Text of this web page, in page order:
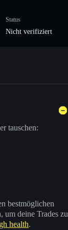
Status
Nicht verifiziert
tauschen:
bestmöglichen
um deine Trades zu
health.